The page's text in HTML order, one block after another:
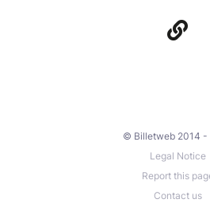
© Billetweb 2014 -
Legal Notice
Report this
Contact us